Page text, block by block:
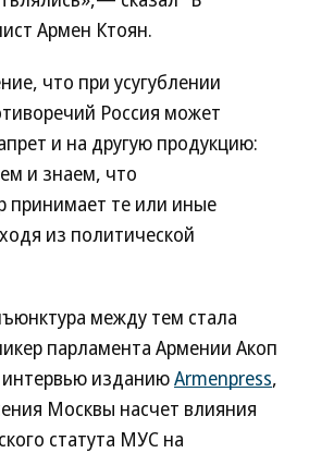
Армен Ктоян.
что при усугублении
Россия может
и на другую продукцию:
и знаем, что
принимает те или иные
из политической
между тем стала
парламента Армении Акоп
изданиюArmenpress,
Москвы насчет влияния
статута МУС на